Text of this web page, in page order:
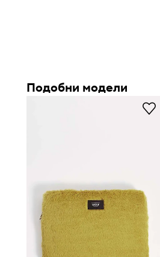
Изработен от 100%
от
Подобни модели